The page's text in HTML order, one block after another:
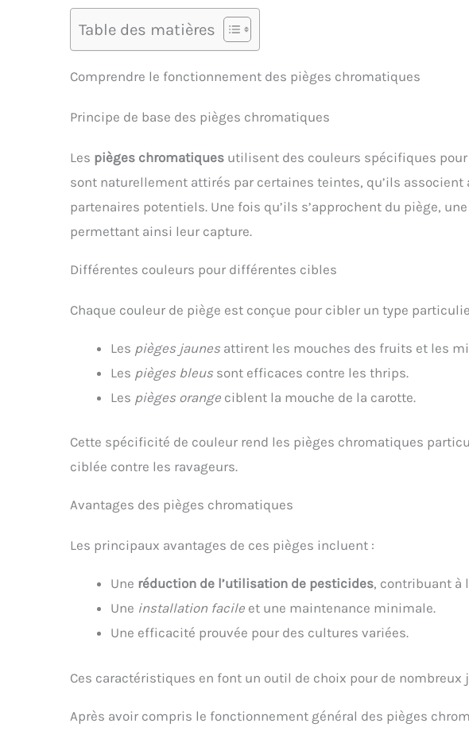
Table des matières
Comprendre le fonctionnement des pièges chromatiques
Principe de base des pièges chromatiques
Les pièges chromatiques utilisent des couleurs spécifiques
sont naturellement attirés par certaines teintes, qu’ils associent
partenaires potentiels. Une fois qu’ils s’approchent du piège,
permettant ainsi leur capture.
Différentes couleurs pour différentes cibles
Chaque couleur de piège est conçue pour cibler un type
Les pièges jaunes attirent les mouches des fruits et les
Les pièges bleus sont efficaces contre les thrips.
Les pièges orange ciblent la mouche de la carotte.
Cette spécificité de couleur rend les pièges chromatiques
ciblée contre les ravageurs.
Avantages des pièges chromatiques
Les principaux avantages de ces pièges incluent :
Une réduction de l’utilisation de pesticides, contribuant à
Une installation facile et une maintenance minimale.
Une efficacité prouvée pour des cultures variées.
Ces caractéristiques en font un outil de choix pour de nombreux
Après avoir compris le fonctionnement général des pièges